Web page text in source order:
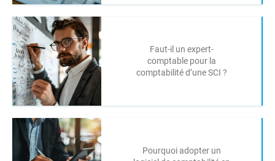
Faut-il un expert-
comptable pour la
comptabilité d’une SCI ?
Pourquoi adopter un